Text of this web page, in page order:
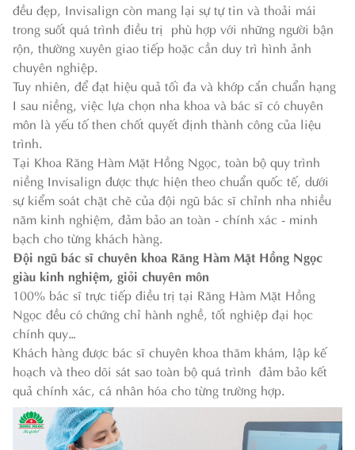
đều đẹp, Invisalign còn mang lại sự tự tin và thoải mái
trong suốt quá trình điều trị phù hợp với những người bận
rộn, thường xuyên giao tiếp hoặc cần duy trì hình ảnh
chuyên nghiệp.
Tuy nhiên, để đạt hiệu quả tối đa và khớp cắn chuẩn hạng
I sau niềng, việc lựa chọn nha khoa và bác sĩ có chuyên
môn là yếu tố then chốt quyết định thành công của liệu
trình.
Tại Khoa Răng Hàm Mặt Hồng Ngọc, toàn bộ quy trình
niềng Invisalign được thực hiện theo chuẩn quốc tế, dưới
sự kiểm soát chặt chẽ của đội ngũ bác sĩ chỉnh nha nhiều
năm kinh nghiệm, đảm bảo an toàn - chính xác - minh
bạch cho từng khách hàng.
Đội ngũ bác sĩ chuyên khoa Răng Hàm Mặt Hồng Ngọc
giàu kinh nghiệm, giỏi chuyên môn
100% bác sĩ trực tiếp điều trị tại Răng Hàm Mặt Hồng
Ngọc đều có chứng chỉ hành nghề, tốt nghiệp đại học
chính quy…
Khách hàng được bác sĩ chuyên khoa thăm khám, lập kế
hoạch và theo dõi sát sao toàn bộ quá trình đảm bảo kết
quả chính xác, cá nhân hóa cho từng trường hợp.